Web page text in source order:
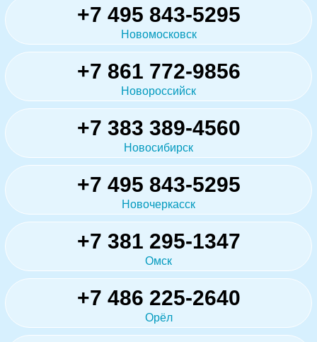
+7 495 843-5295
Новомосковск
+7 861 772-9856
Новороссийск
+7 383 389-4560
Новосибирск
+7 495 843-5295
Новочеркасск
+7 381 295-1347
Омск
+7 486 225-2640
Орёл